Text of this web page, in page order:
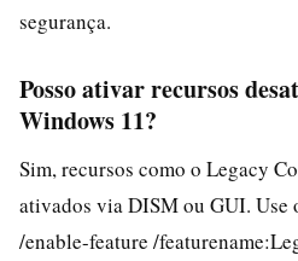
segurança.
Posso ativar recursos
Windows 11?
Sim, recursos como o Legacy
ativados via DISM ou GUI.
/enable-feature /